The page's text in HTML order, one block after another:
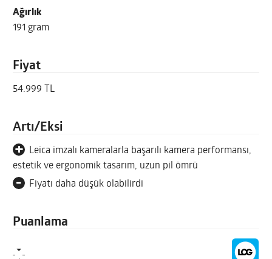
Ağırlık
191 gram
Fiyat
54.999 TL
Artı/Eksi
+
Leica imzalı kameralarla başarılı kamera performansı,
estetik ve ergonomik tasarım, uzun pil ömrü
- Fiyatı daha düşük olabilirdi
Puanlama